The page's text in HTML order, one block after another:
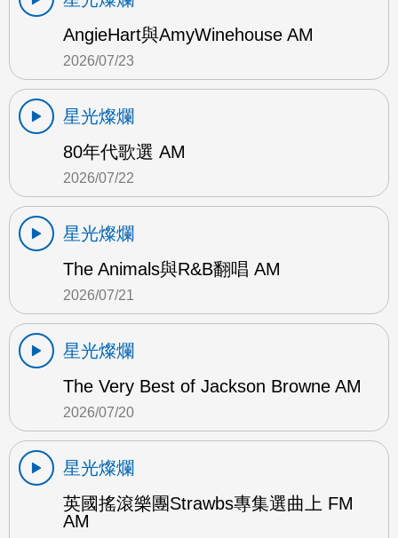
AngieHart與AmyWinehouse AM
2026/07/23
星光燦爛
80年代歌選 AM
2026/07/22
星光燦爛
The Animals與R&B翻唱 AM
2026/07/21
星光燦爛
The Very Best of Jackson Browne AM
2026/07/20
星光燦爛
英國搖滾樂團Strawbs專集選曲上 FM
AM